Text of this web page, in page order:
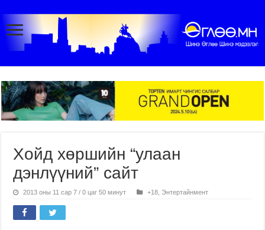
Хойд хөршийн “улаан
дэнлүүний” сайт
2013 оны 11 сар 7 / 0 цаг 50 минут +18 Энтертайнмент